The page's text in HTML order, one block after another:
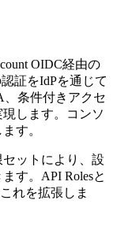
OIDC経由の
証をIdPを通じて
、条件付きアクセ
します。コンソ
す。
セットにより、設
す。API Rolesと
れを拡張しま